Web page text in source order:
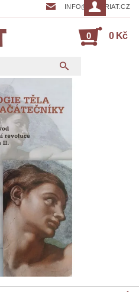
INFO@EKVARIAT.CZ
0 0 Kč